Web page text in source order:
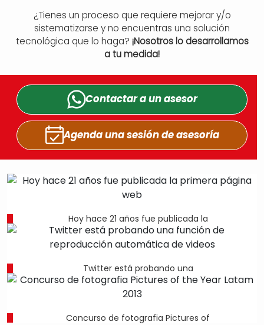
¿Tienes un proceso que requiere mejorar y/o
sistematizarse y no encuentras una solución
tecnológica que lo haga? ¡Nosotros lo desarrollamos
a tu medida!
Contactar a unasesor
Agenda una sesiónde asesoría
Hoy hace 21 años fue publicada la
Twitter está probando una
Concurso de fotografia Pictures of